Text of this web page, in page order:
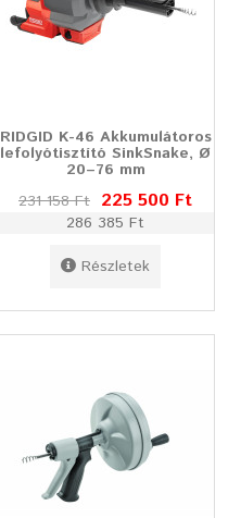
RIDGID K-46 Akkumulátoros
lefolyótisztító SinkSnake, Ø
20–76 mm
231 158 Ft 225 500 Ft
286 385 Ft
Részletek